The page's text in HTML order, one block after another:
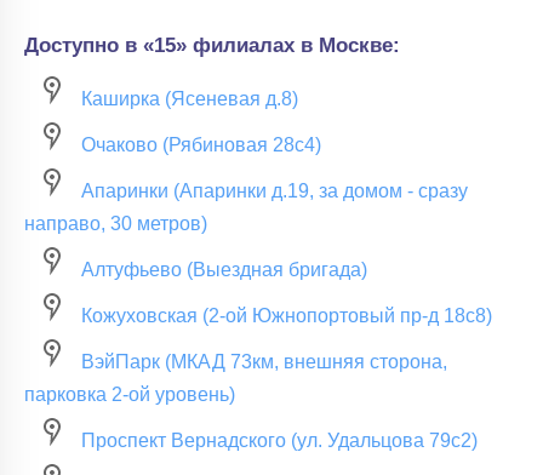
Доступно в «15» филиалах в Москве:
Каширка (Ясеневая д.8)
Очаково (Рябиновая 28с4)
Апаринки (Апаринки д.19, за домом - сразу
направо, 30 метров)
Алтуфьево (Выездная бригада)
Кожуховская (2-ой Южнопортовый пр-д 18с8)
ВэйПарк (МКАД 73км, внешняя сторона,
парковка 2-ой уровень)
Проспект Вернадского (ул. Удальцова 79с2)